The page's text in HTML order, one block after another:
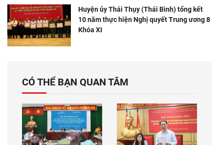
Huyện ủy Thái Thụy (Thái Bình) tổng kết
10 năm thực hiện Nghị quyết Trung ương 8
Khóa XI
CÓ THỂ BẠN QUAN TÂM